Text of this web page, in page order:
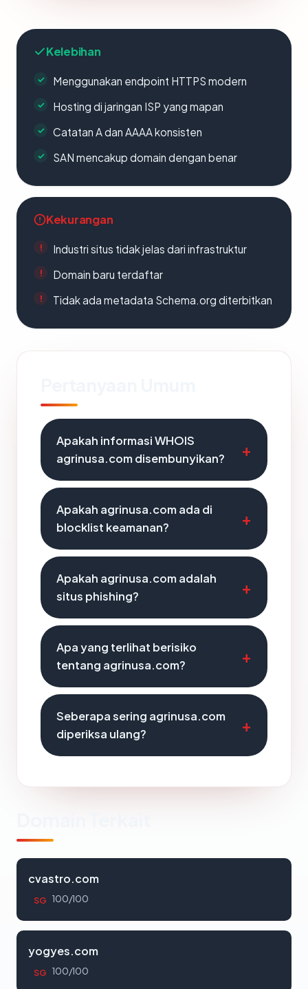
Kelebihan
Menggunakan endpoint HTTPS modern
Hosting di jaringan ISP yang mapan
Catatan A dan AAAA konsisten
SAN mencakup domain dengan benar
Kekurangan
Industri situs tidak jelas dari infrastruktur
Domain baru terdaftar
Tidak ada metadata Schema.org diterbitkan
Apakah informasi WHOIS
agrinusa.com disembunyikan?
Apakah agrinusa.com ada di
blocklist keamanan?
Apakah agrinusa.com adalah
situs phishing?
Apa yang terlihat berisiko
tentang agrinusa.com?
Seberapa sering agrinusa.com
diperiksa ulang?
cvastro.com
SG 100/100
yogyes.com
SG 100/100